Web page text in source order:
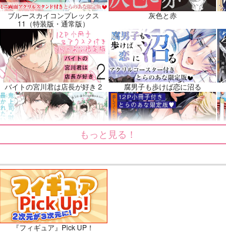
サンプル 再販希望 サンプル 再販希望
ブルースカイコンプレックス
11（特装版・通常版）
灰色と赤
バイトの宮川君は店長が好き 2 腐男子も歩けば恋に沼る
忠犬部下とツンデレ少尉 2
もっと見る！
『フィギュア』Pick UP！